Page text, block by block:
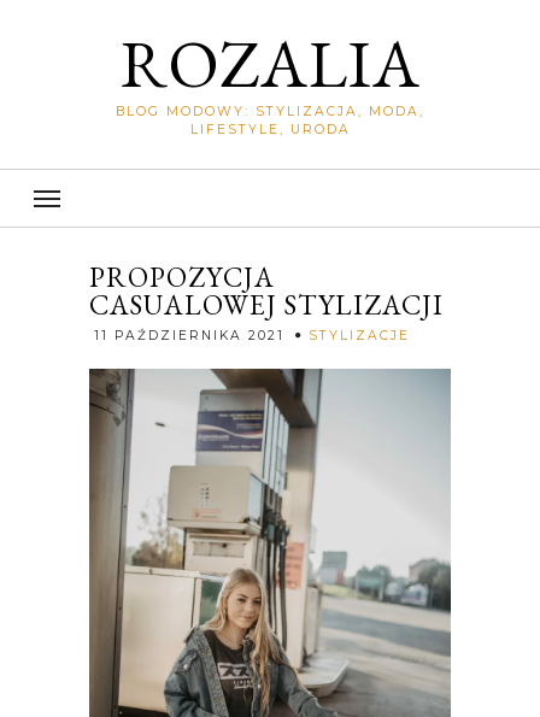
ROZALIA
BLOG MODOWY: STYLIZACJA, MODA,
LIFESTYLE, URODA
PROPOZYCJA
CASUALOWEJ STYLIZACJI
11 PAŹDZIERNIKA 2021 STYLIZACJE